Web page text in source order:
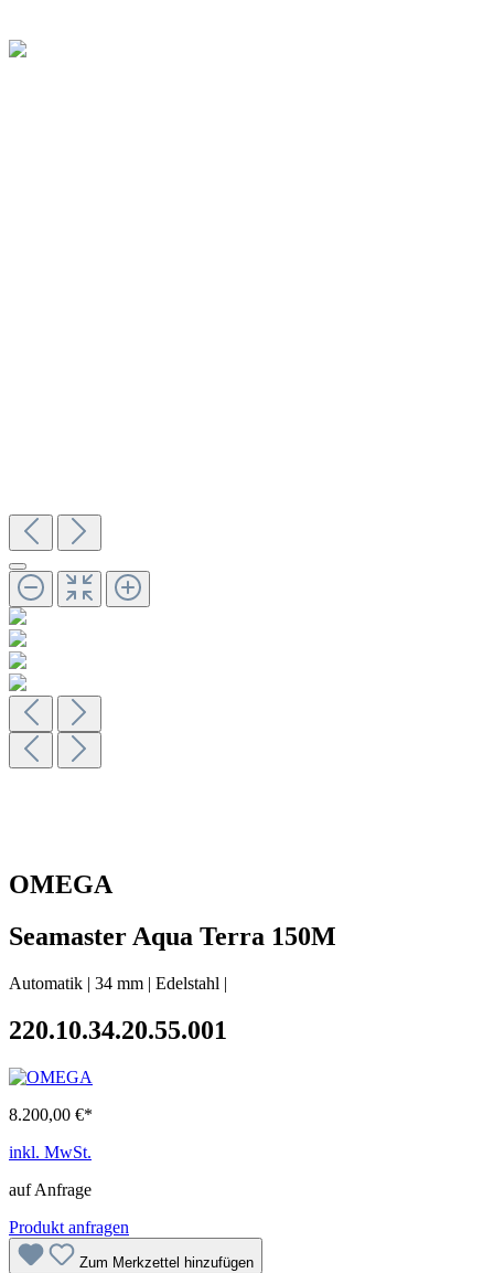
OMEGA
Seamaster Aqua Terra 150M
Automatik | 34 mm | Edelstahl |
220.10.34.20.55.001
8.200,00 €*
inkl. MwSt.
auf Anfrage
Produkt anfragen
Zum Merkzettel hinzufügen